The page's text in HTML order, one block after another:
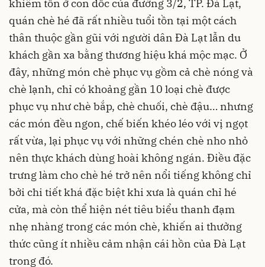
khiêm tốn ở con dốc của đường 3/2, TP. Đà Lạt,
quán chè hé đã rất nhiều tuổi tồn tại một cách
thân thuộc gần gũi với người dân Đà Lạt lẫn du
khách gần xa bằng thương hiệu khá mộc mạc. Ở
đây, những món chè phục vụ gồm cả chè nóng và
chè lạnh, chỉ có khoảng gần 10 loại chè được
phục vụ như chè bắp, chè chuối, chè đậu… nhưng
các món đều ngon, chế biến khéo léo với vị ngọt
rất vừa, lại phục vụ với những chén chè nho nhỏ
nên thực khách dùng hoài không ngán. Điều đặc
trưng làm cho chè hé trở nên nổi tiếng không chỉ
bởi chi tiết khá đặc biệt khi xưa là quán chỉ hé
cửa, mà còn thể hiện nét tiêu biểu thanh đạm
nhẹ nhàng trong các món chè, khiến ai thưởng
thức cũng ít nhiều cảm nhận cái hồn của Đà Lạt
trong đó.